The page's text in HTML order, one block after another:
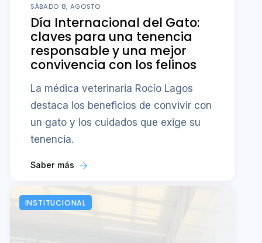
SÁBADO 8, AGOSTO
Día Internacional del Gato:
claves para una tenencia
responsable y una mejor
convivencia con los felinos
La médica veterinaria Rocío Lagos
destaca los beneficios de convivir con
un gato y los cuidados que exige su
tenencia.
Saber más
INSTITUCIONAL